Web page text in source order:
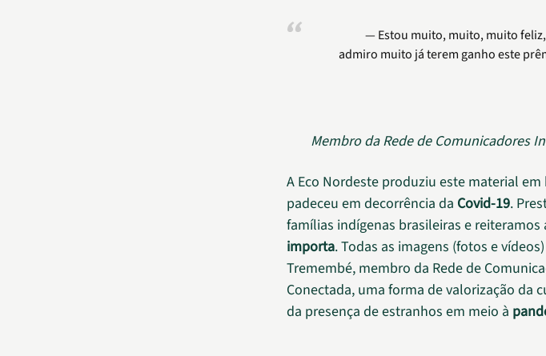
Estou muito, muito, muito
admiro muito já terem ganho este
Membro da Rede de Comunicadores
A Eco Nordeste produziu este material
padeceu em decorrência da Covid-19.
famílias indígenas brasileiras e reiteramos
importa. Todas as imagens (fotos e
Tremembé, membro da Rede de
Conectada, uma forma de valorização da
da presença de estranhos em meio à